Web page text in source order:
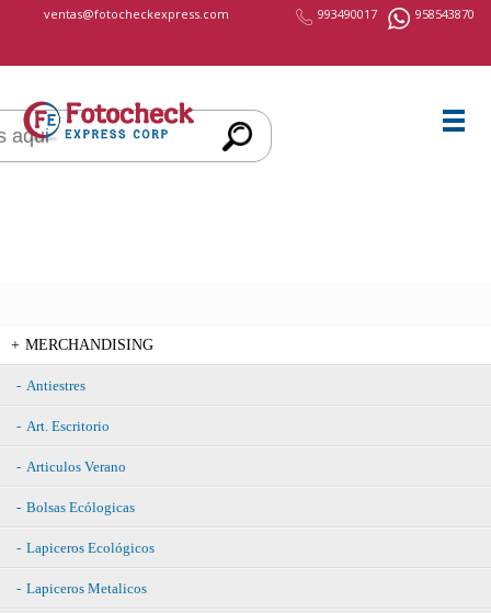
ventas@fotocheckexpress.com 958543870
993490017
cccccc
MERCHANDISING
Antiestres
Art. Escritorio
Articulos Verano
Bolsas Ecólogicas
Lapiceros Ecológicos
Lapiceros Metalicos